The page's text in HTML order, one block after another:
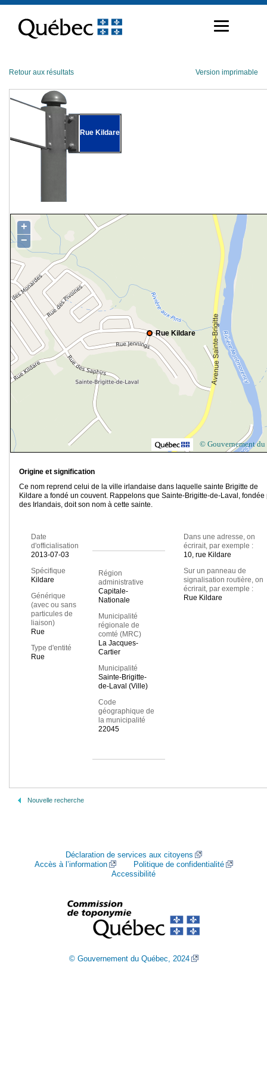
contenu
Retour aux résultats Version imprimable
Rue Kildare
Rue Kildare
+
−
© Gouvernement du
Origine et signification
Ce nom reprend celui de la ville irlandaise dans laquelle sainte Brigitte de
Kildare a fondé un couvent. Rappelons que Sainte-Brigitte-de-Laval, fondée
des Irlandais, doit son nom à cette sainte.
Date
d'officialisation
2013-07-03
Spécifique
Kildare
Générique
(avec ou sans
particules de
liaison)
Rue
Type d'entité
Rue
Région
administrative
Capitale-
Nationale
Municipalité
régionale de
comté (MRC)
La Jacques-
Cartier
Municipalité
Sainte-Brigitte-
de-Laval (Ville)
Code
géographique de
la municipalité
22045
Dans une adresse, on
écrirait, par exemple :
10, rue Kildare
Sur un panneau de
signalisation routière, on
écrirait, par exemple :
Rue Kildare
Nouvelle recherche
Déclaration de services aux citoyens
Accès à l’information
Politique de confidentialité
Accessibilité
© Gouvernement du Québec, 2024